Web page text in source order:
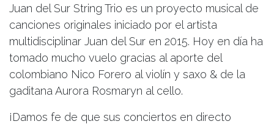
Juan del Sur String Trio es un proyecto musical de
canciones originales iniciado por el artista
multidisciplinar Juan del Sur en 2015. Hoy en día ha
tomado mucho vuelo gracias al aporte del
colombiano Nico Forero al violín y saxo & de la
gaditana Aurora Rosmaryn al cello.
¡Damos fe de que sus conciertos en directo